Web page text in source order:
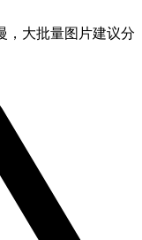
，大批量图片建议分